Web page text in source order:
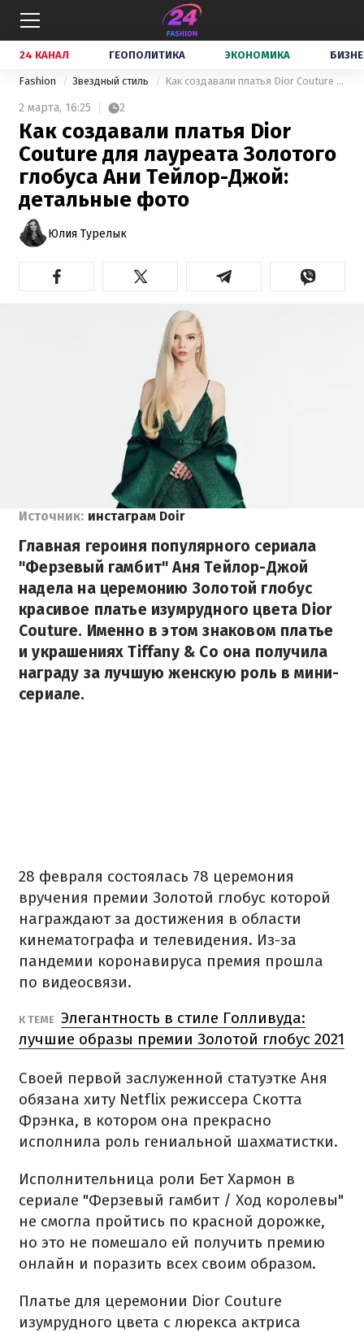
24 КАНАЛ ГЕОПОЛИТИКА ЭКОНОМИКА
Fashion Звездный стиль Как создавали платья Dior Couture для лауреата Золотого глобуса Ани Тейлор-Джой: детальные фото
2 марта, 16:25 2
Как создавали платья Dior
Couture для лауреата Золотого
глобуса Ани Тейлор-Джой:
детальные фото
Юлия Турелык
Источник: инстаграм Doir
Главная героиня популярного сериала
"Ферзевый гамбит" Аня Тейлор-Джой
надела на церемонию Золотой глобус
красивое платье изумрудного цвета Dior
Couture. Именно в этом знаковом платье
и украшениях Tiffany & Co она получила
награду за лучшую женскую роль в мини-
сериале.
28 февраля состоялась 78 церемония
вручения премии Золотой глобус которой
награждают за достижения в области
кинематографа и телевидения. Из-за
пандемии коронавируса премия прошла
по видеосвязи.
К ТЕМЕ Элегантность в стиле Голливуда:
лучшие образы премии Золотой глобус 2021
Своей первой заслуженной статуэтке Аня
обязана хиту Netflix режиссера Скотта
Фрэнка, в котором она прекрасно
исполнила роль гениальной шахматистки.
Исполнительница роли Бет Хармон в
сериале "Ферзевый гамбит / Ход королевы"
не смогла пройтись по красной дорожке,
но это не помешало ей получить премию
онлайн и поразить всех своим образом.
Платье для церемонии Dior Couture
изумрудного цвета с люрекса актриса